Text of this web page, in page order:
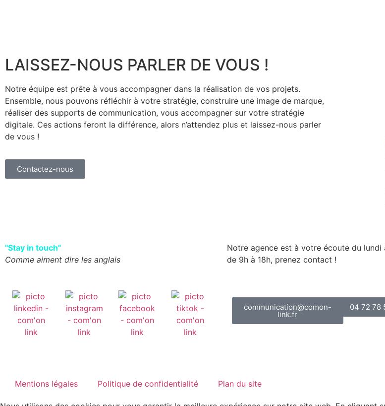
LAISSEZ-NOUS PARLER DE VOUS !
Notre équipe est prête à vous accompagner dans la réalisation de vos projets.
Ensemble, nous pouvons réfléchir à votre stratégie, construire une image de marque,
réaliser des supports de communication, vous accompagner sur votre stratégie
digitale. Ces actions feront la différence, alors n’attendez plus et laissez-nous parler
de vous !
Contactez-nous
"Stay in touch"
Comme aiment dire les anglais
Notre agence est à votre écoute du lundi
de 9h à 18h, prenez contact !
communication@comon-
link.fr
04 72 78
Mentions légales Politique de confidentialité Plan du site